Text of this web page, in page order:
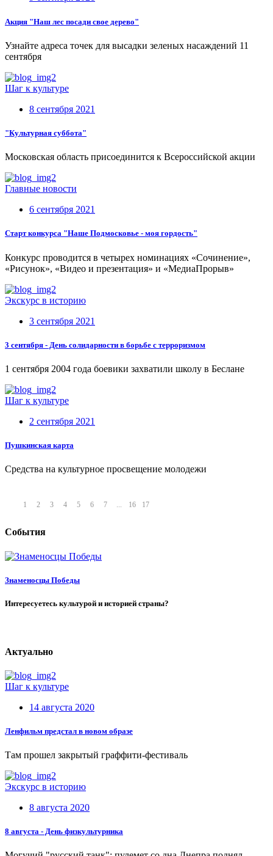
Акция "Наш лес посади свое дерево"
Узнайте адреса точек для высадки зеленых насаждений 11
сентября
Шаг к культуре
8 сентября 2021
"Культурная суббота"
Московская область присоединится к Всероссийской акции
Главные новости
6 сентября 2021
Старт конкурса "Наше Подмосковье - моя гордость"
Конкурс проводится в четырех номинациях «Сочинение»,
«Рисунок», «Видео и презентация» и «МедиаПрорыв»
Экскурс в историю
3 сентября 2021
3 сентября - День солидарности в борьбе с терроризмом
1 сентября 2004 года боевики захватили школу в Беслане
Шаг к культуре
2 сентября 2021
Пушкинская карта
Средства на культурное просвещение молодежи
1 2 3 4 5 6 7 ... 16 17
События
Знаменосцы Победы
Интересуетесь культурой и историей страны?
Актуально
Шаг к культуре
14 августа 2020
Ленфильм предстал в новом образе
Там прошел закрытый граффити-фестиваль
Экскурс в историю
8 августа 2020
8 августа - День физкультурника